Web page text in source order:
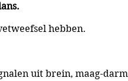
hebben.
uit brein, maag-